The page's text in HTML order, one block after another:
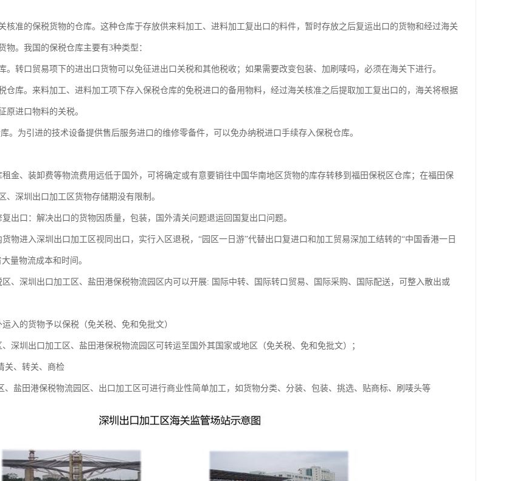
核准的保税货物的仓库。这种仓库于存放供来料加工、进料加工复出口的料件，暂时存放之后复运出口的货物和经过海关
物。我国的保税仓库主要有3种类型：
。转口贸易项下的进出口货物可以免征进出口关税和其他税收；如果需要改变包装、加刷唛吗，必须在海关下进行。
仓库。来料加工、进料加工项下存入保税仓库的免税进口的备用物料，经过海关核准之后提取加工复出口的，海关将根据
原进口物料的关税。
。为引进的技术设备提供售后服务进口的维修零备件，可以免办纳税进口手续存入保税仓库。
金、装卸费等物流费用远低于国外，可将确定或有意要销往中国华南地区货物的库存转移到福田保税区仓库；在福田保
、深圳出口加工区货物存储期没有限制。
出口：解决出口的货物因质量，包装，国外清关问题退运回国复出口问题。
物进入深圳出口加工区视同出口，实行入区退税，“园区一日游”代替出口复进口和加工贸易深加工结转的“中国香港一日
量物流成本和时间。
、深圳出口加工区、盐田港保税物流园区内可以开展: 国际中转、国际转口贸易、国际采购、国际配送，可整入散出或
入的货物予以保税（免关税、免和免批文）
深圳出口加工区、盐田港保税物流园区可转运至国外其国家或地区（免关税、免和免批文）；
关、转关、商检
、盐田港保税物流园区、出口加工区可进行商业性简单加工，如货物分类、分装、包装、挑选、贴商标、刷唛头等